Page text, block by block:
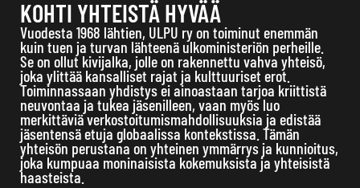
KOHTI YHTEISTÄ HYVÄÄ
Vuodesta 1968 lähtien, ULPU ry on toiminut enemmän
kuin tuen ja turvan lähteenä ulkoministeriön perheille.
Se on ollut kivijalka, jolle on rakennettu vahva yhteisö,
joka ylittää kansalliset rajat ja kulttuuriset erot.
Toiminnassaan yhdistys ei ainoastaan tarjoa kriittistä
neuvontaa ja tukea jäsenilleen, vaan myös luo
merkittäviä verkostoitumismahdollisuuksia ja edistää
jäsentensä etuja globaalissa kontekstissa. Tämän
yhteisön perustana on yhteinen ymmärrys ja kunnioitus,
joka kumpuaa moninaisista kokemuksista ja yhteisistä
haasteista.